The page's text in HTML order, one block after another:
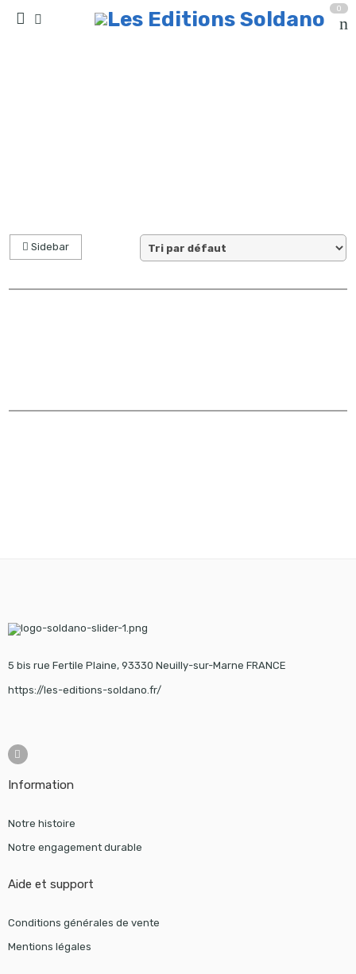
0
Sidebar
5 bis rue Fertile Plaine, 93330 Neuilly-sur-Marne FRANCE
https://les-editions-soldano.fr/
Information
Notre histoire
Notre engagement durable
Aide et support
Conditions générales de vente
Mentions légales